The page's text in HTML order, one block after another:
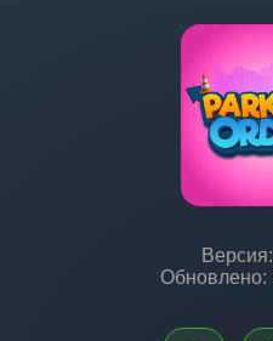
Версия:
Обновлено: